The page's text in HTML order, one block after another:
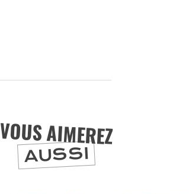
VOUS AIMEREZ
AUSSI